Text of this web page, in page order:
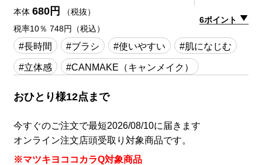
本体 680円
（税抜）
税率10％ 748円（税込）
6ポイント
#長時間 #ブラシ #使いやすい
#肌になじむ
#立体感
#CANMAKE（キャンメイク）
おひとり様12点まで
今すぐのご注文で最短2026/08/10に届きます
オンライン注文店頭受取り対象商品です。
※マツキヨココカラQ対象商品